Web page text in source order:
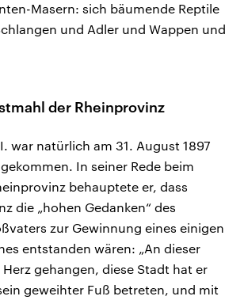
Masern: sich bäumende Reptile
und Adler und Wappen und
der Rheinprovinz
war natürlich am 31. August 1897
In seiner Rede beim
behauptete er, dass
die „hohen Gedanken“ des
zur Gewinnung eines einigen
entstanden wären: „An dieser
gehangen, diese Stadt hat er
geweihter Fuß betreten, und mit